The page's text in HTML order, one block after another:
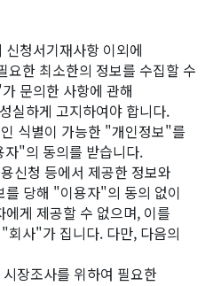
청서기재사항 이외에
한 최소한의 정보를 수집할 수
문의한 사항에 관해
실하게 고지하여야 합니다.
식별이 가능한 "개인정보"를
"의 동의를 받습니다.
청 등에서 제공한 정보와
당해 "이용자"의 동의 없이
게 제공할 수 없으며, 이를
회사"가 집니다. 다만, 다음의
장조사를 위하여 필요한